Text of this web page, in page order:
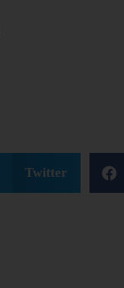
Twitter